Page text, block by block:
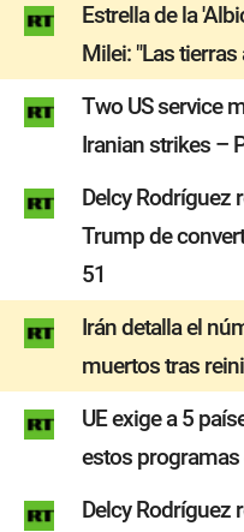
Estrella de la
Milei: "Las
Two US service
Iranian strikes –
Delcy Rodríguez
Trump de
51
Irán detalla el
muertos tras
UE exige a 5
estos
Delcy Rodríguez